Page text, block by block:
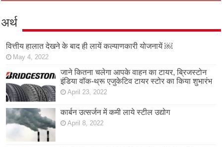
अर्थ
वित्तीय हालात देखने के बाद ही लायें कल्याणकारी योजनायें ￼
May 4, 2022
जाने कितना चलेगा आपके वाहन का टायर, ब्रिजस्टोन
इंडिया वॉक-थ्रू एजुकेटिव टायर स्टोर का किया शुभारंभ
April 23, 2022
कार्बन उत्सर्जन में कमी लाये स्टील उद्योग
April 8, 2022